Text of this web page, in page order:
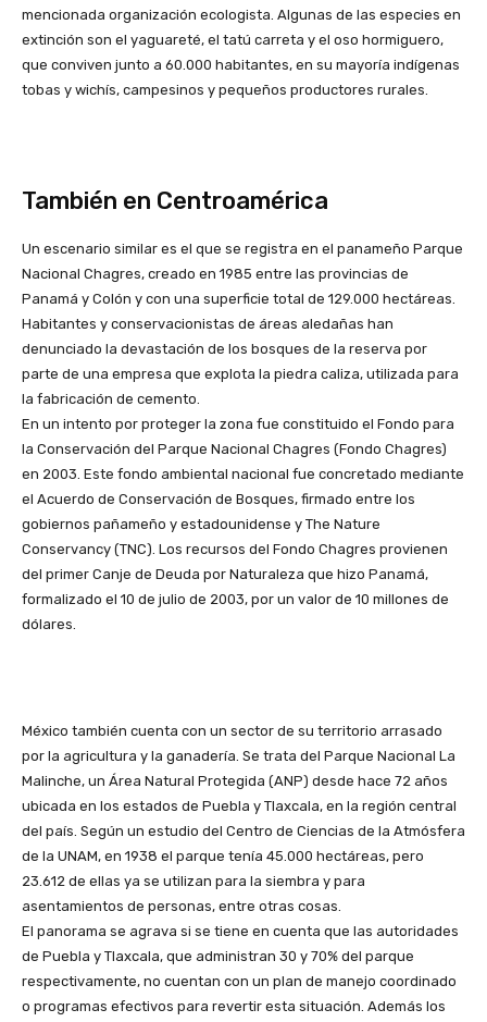
mencionada organización ecologista. Algunas de las especies en
extinción son el yaguareté, el tatú carreta y el oso hormiguero,
que conviven junto a 60.000 habitantes, en su mayoría indígenas
tobas y wichís, campesinos y pequeños productores rurales.
También en Centroamérica
Un escenario similar es el que se registra en el panameño Parque
Nacional Chagres, creado en 1985 entre las provincias de
Panamá y Colón y con una superficie total de 129.000 hectáreas.
Habitantes y conservacionistas de áreas aledañas han
denunciado la devastación de los bosques de la reserva por
parte de una empresa que explota la piedra caliza, utilizada para
la fabricación de cemento.
En un intento por proteger la zona fue constituido el Fondo para
la Conservación del Parque Nacional Chagres (Fondo Chagres)
en 2003. Este fondo ambiental nacional fue concretado mediante
el Acuerdo de Conservación de Bosques, firmado entre los
gobiernos pañameño y estadounidense y The Nature
Conservancy (TNC). Los recursos del Fondo Chagres provienen
del primer Canje de Deuda por Naturaleza que hizo Panamá,
formalizado el 10 de julio de 2003, por un valor de 10 millones de
dólares.
México también cuenta con un sector de su territorio arrasado
por la agricultura y la ganadería. Se trata del Parque Nacional La
Malinche, un Área Natural Protegida (ANP) desde hace 72 años
ubicada en los estados de Puebla y Tlaxcala, en la región central
del país. Según un estudio del Centro de Ciencias de la Atmósfera
de la UNAM, en 1938 el parque tenía 45.000 hectáreas, pero
23.612 de ellas ya se utilizan para la siembra y para
asentamientos de personas, entre otras cosas.
El panorama se agrava si se tiene en cuenta que las autoridades
de Puebla y Tlaxcala, que administran 30 y 70% del parque
respectivamente, no cuentan con un plan de manejo coordinado
o programas efectivos para revertir esta situación. Además los